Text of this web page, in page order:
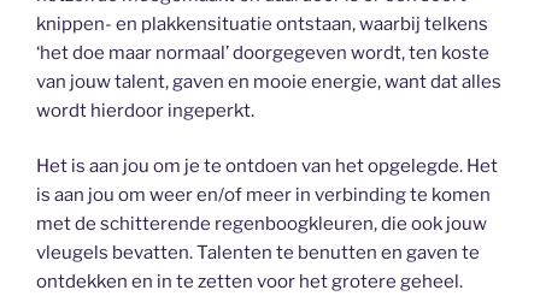
knippen- en plakkensituatie ontstaan, waarbij telkens
‘het doe maar normaal’ doorgegeven wordt, ten koste
van jouw talent, gaven en mooie energie, want dat alles
wordt hierdoor ingeperkt.
Het is aan jou om je te ontdoen van het opgelegde. Het
is aan jou om weer en/of meer in verbinding te komen
met de schitterende regenboogkleuren, die ook jouw
vleugels bevatten. Talenten te benutten en gaven te
ontdekken en in te zetten voor het grotere geheel.